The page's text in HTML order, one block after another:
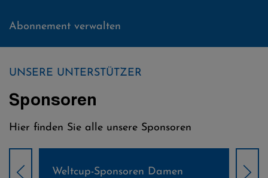
Abonnement verwalten
UNSERE UNTERSTÜTZER
Sponsoren
Hier finden Sie alle unsere Sponsoren
Weltcup-Sponsoren Damen